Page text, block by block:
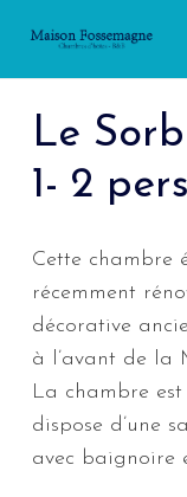
Le
1- 2
Cette chambre
récemment
décorative
à l’avant de la
La chambre est
dispose d’une
avec baignoire